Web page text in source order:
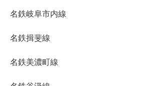
名鉄岐阜市内線
名鉄揖斐線
名鉄美濃町線